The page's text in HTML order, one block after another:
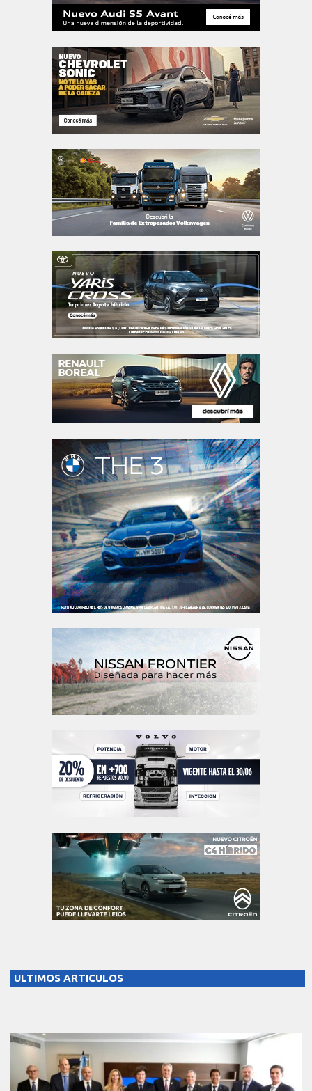
ULTIMOS ARTICULOS